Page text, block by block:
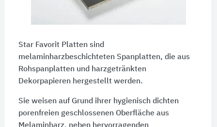
Star Favorit Platten sind
melaminharzbeschichteten Spanplatten, die aus
Rohspanplatten und harzgetränkten
Dekorpapieren hergestellt werden.
Sie weisen auf Grund ihrer hygienisch dichten
porenfreien geschlossenen Oberfläche aus
Melaminharz, neben hervorragenden